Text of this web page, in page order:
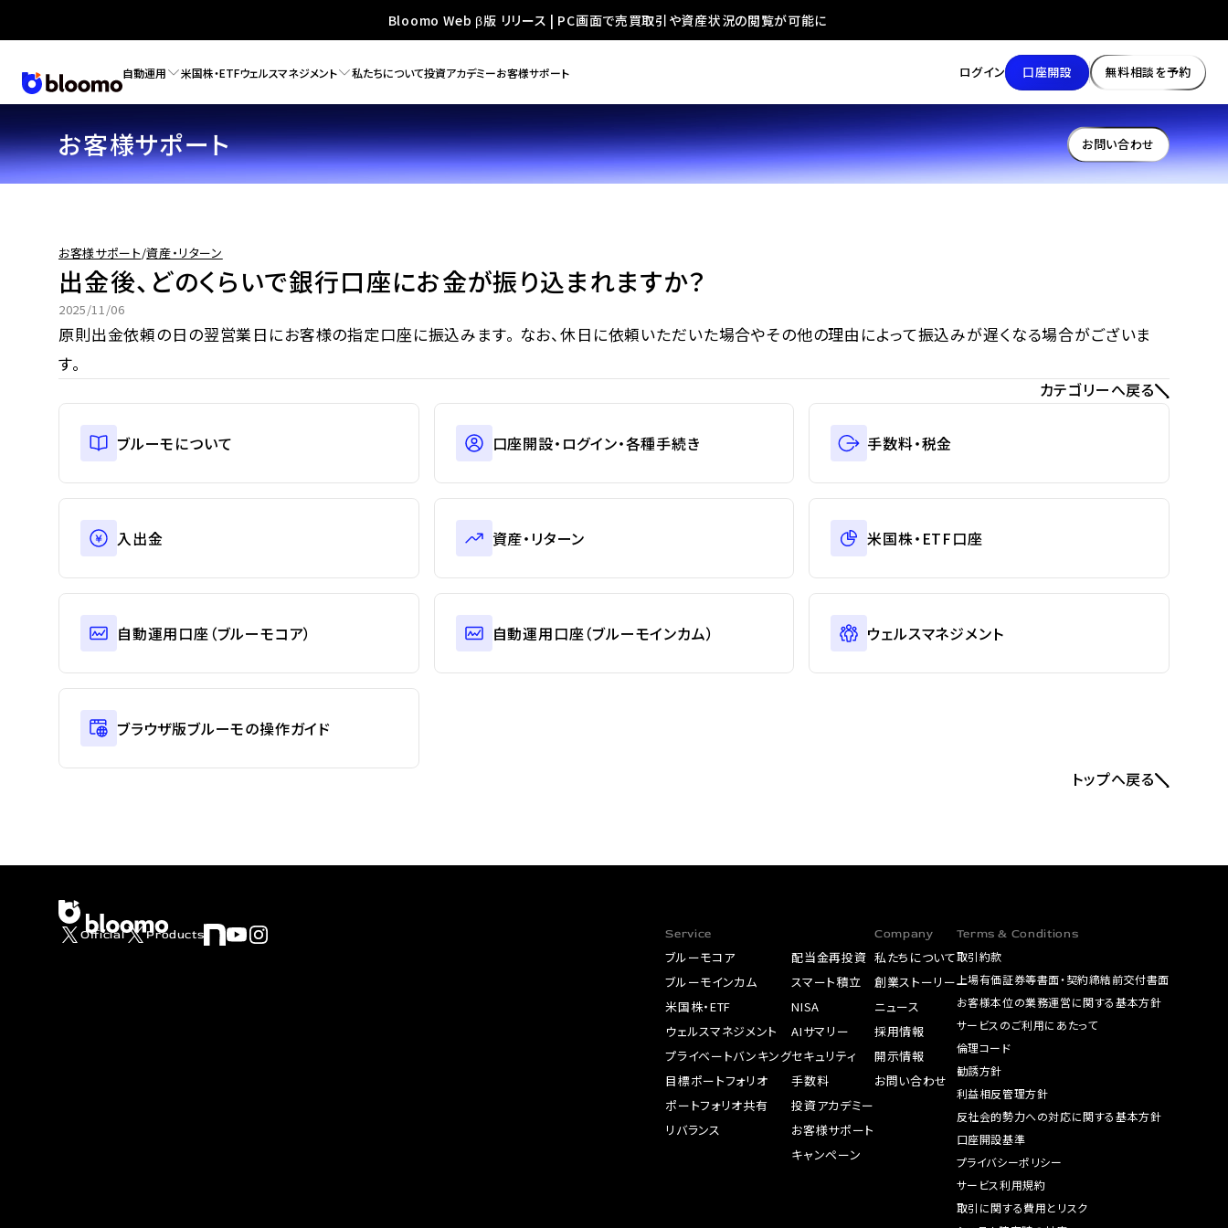
お客様サポート お問い合わせ
お客様サポート/資産・リターン
出金後、どのくらいで銀行口座にお金が振り込まれますか？
2025/11/06
原則出金依頼の日の翌営業日にお客様の指定口座に振込みます。 なお、休日に依頼いただいた場合やその他の理由によって振込みが遅くなる場合がございま
す。
カテゴリーへ戻る
ブルーモについて 口座開設・ログイン・各種手続き 手数料・税金
入出金 資産・リターン 米国株・ETF口座
自動運用口座（ブルーモコア） 自動運用口座（ブルーモインカム） ウェルスマネジメント
ブラウザ版ブルーモの操作ガイド
トップへ戻る
Bloomo Web β版 リリース | PC画面で売買取引や資産状況の閲覧が可能に
自動運用 米国株・ETFウェルスマネジメント 私たちについて投資アカデミーお客様サポート ログイン 口座開設 無料相談を予約
Official Products Service
ブルーモコア
ブルーモインカム
米国株・ETF
ウェルスマネジメント
プライベートバンキング
目標ポートフォリオ
ポートフォリオ共有
リバランス
配当金再投資
スマート積立
NISA
AIサマリー
セキュリティ
手数料
投資アカデミー
お客様サポート
キャンペーン
Company
私たちについて
創業ストーリー
ニュース
採用情報
開示情報
お問い合わせ
Terms & Conditions
取引約款
上場有価証券等書面・契約締結前交付書面
お客様本位の業務運営に関する基本方針
サービスのご利用にあたって
倫理コード
勧誘方針
利益相反管理方針
反社会的勢力への対応に関する基本方針
口座開設基準
プライバシーポリシー
サービス利用規約
取引に関する費用とリスク